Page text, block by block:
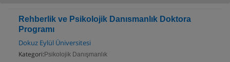
Rehberlik ve Psikolojik Danısmanlık Doktora
Programı
Dokuz Eylül Üniversitesi
Kategori: Psikolojik Danışmanlık